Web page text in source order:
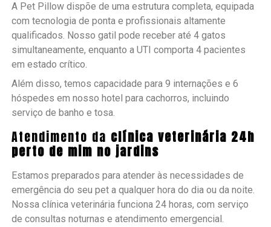
A Pet Pillow dispõe de uma estrutura completa, equipada
com tecnologia de ponta e profissionais altamente
qualificados. Nosso gatil pode receber até 4 gatos
simultaneamente, enquanto a UTI comporta 4 pacientes
em estado crítico.
Além disso, temos capacidade para 9 internações e 6
hóspedes em nosso hotel para cachorros, incluindo
serviço de banho e tosa.
Atendimento da clínica veterinária 24h
perto de mim no jardins
Estamos preparados para atender às necessidades de
emergência do seu pet a qualquer hora do dia ou da noite.
Nossa clínica veterinária funciona 24 horas, com serviço
de consultas noturnas e atendimento emergencial.